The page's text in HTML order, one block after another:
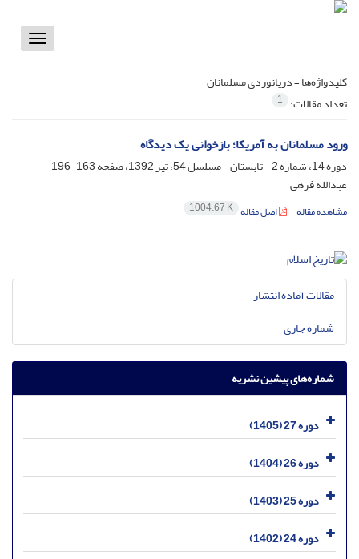
Toggle
کلیدواژه‌ها =دریانوردی مسلمانان
تعداد مقالات: 1
ورود مسلمانان به آمریکا؛ بازخوانی یک دیدگاه
دوره 14، شماره 2 - تابستان - مسلسل 54، تیر 1392، صفحه
163-196
عبدالله فرهی
مشاهده مقاله اصل مقاله 1004.67 K
مقالات آماده انتشار
شماره جاری
شماره‌های پیشین نشریه
دوره 27 (1405)
دوره 26 (1404)
دوره 25 (1403)
دوره 24 (1402)